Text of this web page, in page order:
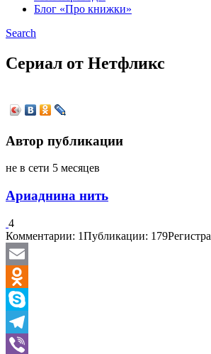
Блог «Про книжки»
Search
Сериал от Нетфликс
Автор публикации
не в сети 5 месяцев
Ариаднина нить
4
Комментарии: 1Публикации: 179
Email
Odnoklassniki
Skype
Telegram